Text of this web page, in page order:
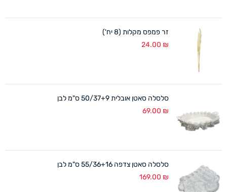
זר פמפס מקלות (8 יח')
24.00 ₪
סלסלה סאטן אובלית 50/37+9 ס"מ לבן
69.00 ₪
סלסלה סאטן צדפה 55/36+16 ס"מ לבן
169.00 ₪